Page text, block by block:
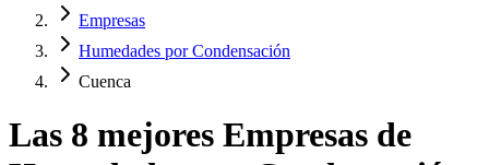
Empresas
Humedades por Condensación
Cuenca
Las 8 mejores Empresas de